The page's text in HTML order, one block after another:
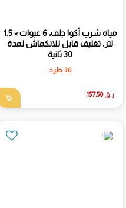
مياه شرب أكوا جلف، 6 عبوات × 1.5
لتر، تغليف قابل للانكماش لمدة
30 ثانية
30 طرد
ر.ق157.50